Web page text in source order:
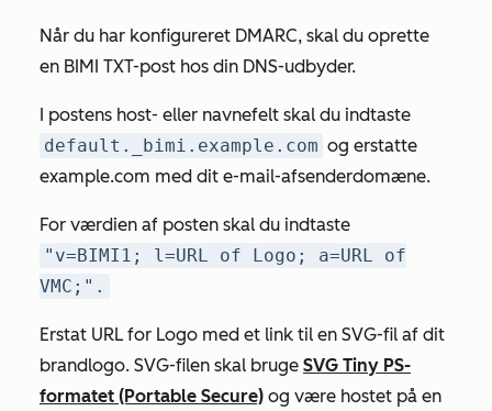
Når du har konfigureret DMARC, skal du oprette
en BIMI TXT-post hos din DNS-udbyder.
I postens host- eller navnefelt skal du indtaste
default._bimi.example.com og erstatte
example.com med dit e-mail-afsenderdomæne.
For værdien af posten skal du indtaste
"v=BIMI1; l=URL of Logo; a=URL of
VMC;".
Erstat URL for Logo med et link til en SVG-fil af dit
brandlogo. SVG-filen skal bruge SVG Tiny PS-
formatet (Portable Secure) og være hostet på en